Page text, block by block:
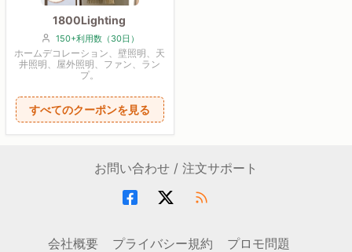
1800Lighting
150+利用数（30日）
ホームデコレーション、壁照明、天
井照明、屋外照明、ファン、ラン
プ。
すべてのクーポンを見る
お問い合わせ / 注文サポート
会社概要 プライバシー規約 プロモ問題